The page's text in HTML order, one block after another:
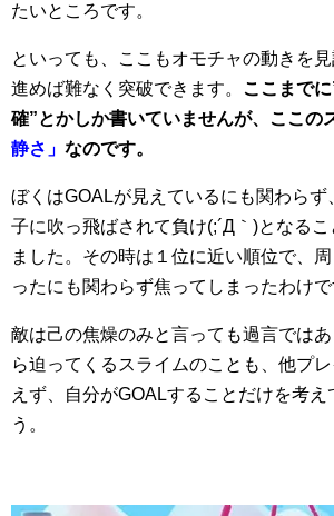
たいところです。
といっても、ここもオモチャの動きを
進めば難なく突破できます。 ここまで
確”とかしか書いていませんが、ここの
静さ」 なのです。
ぼくはGOALが見えているにも関わらず
子に吹っ飛ばされて負け(;´Д｀)となるこ
ました。その時は１位に近い順位で、
ったにも関わらず焦ってしまったわけで
敵は己の焦燥のみと言っても過言では
ら迫ってくるスライムのことも、他プ
えず、自分がGOALすることだけを考え
う。